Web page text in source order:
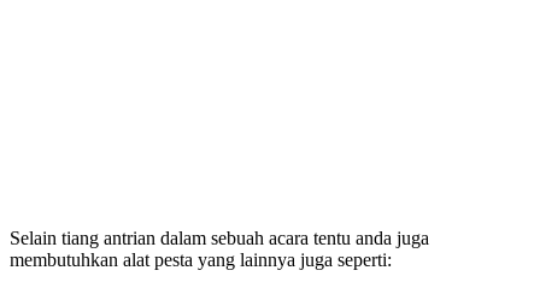
Selain tiang antrian dalam sebuah acara tentu anda juga
membutuhkan alat pesta yang lainnya juga seperti: